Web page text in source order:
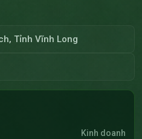
Tỉnh Vĩnh Long
Kinh doanh